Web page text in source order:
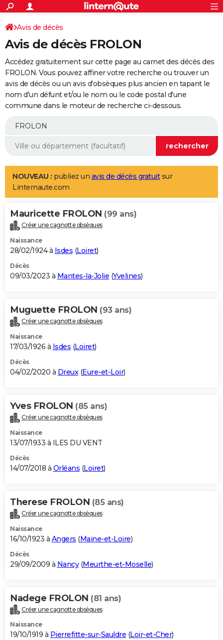
ACTUALITÉS
Politique
Société
Faits Divers
Education
Monde
Villes
+
SPORT
Coupe du monde 2026
Football
Tennis
Cyclisme
Rugby
Forum
Programme TV
TNT
Streaming
Cinéma
Sorties cinéma
Musique
+
FINANCE
Retraite
Epargne
Immobilier
Risques naturels par ville
Banque
Assurance
AUTO
Essais
Réserver un essai
Citadines
Berlines
SUV
Forum auto
+
Mobiles
Meilleur smartphone
Internet
Ordinateurs
Jeux vidéo
Guide high-tech
Aménagement intérieur
LIFESTYLE
Art de vivre
Bien-être
Loisirs
Mode
Modes de vie
Alimentation
Guide de la santé
Maladies
Médicaments
Sommeil
VOYAGE
Destinations
City break
Voyage nature
Voyage de noces
Forum
Climat
+PHOTO
GUIDES D'ACHAT
BONS PLANS
Carte de Noël
Carte Bonne année
Carte Saint-Valentin
Carte Pâques
Carte d'anniversaire
DICTIONNAIRE
Dictionnaire
Biographies
Citations
Expressions
Proverbes
PROGRAMME TV
S'inscrire
Se connecter
Lycées
Collèges
Primaires
Universités
Entreprises
Service militaire
Avis de recherche
AVIS DE DÉCÈS
Bricolage
Lifestyle
Culture
Sport
Auto
Television
Voyage
Cinema
Avis de décès
Avis de décès FROLON
Accédez gratuitement sur cette page au carnet des décès des
FROLON. Vous pouvez affiner votre recherche ou trouver un
avis de décès ou un avis d'obsèques plus ancien en tapant le
nom d'un défunt et/ou le nom ou le code postal d'une
commune dans le moteur de recherche ci-dessous.
NOUVEAU : publiez un avis de décès gratuitsur
Linternaute.com
Mauricette FROLON (99 ans)
Créer une cagnotte obsèques
Naissance
28/02/1924 à Isdes (Loiret)
Décès
09/03/2023 à Mantes-la-Jolie (Yvelines)
Muguette FROLON (93 ans)
Créer une cagnotte obsèques
Naissance
17/03/1926 à Isdes (Loiret)
Décès
04/02/2020 à Dreux(Eure-et-Loir)
Yves FROLON (85 ans)
Créer une cagnotte obsèques
Naissance
13/07/1933 à ILES DU VENT
Décès
14/07/2018 à Orléans (Loiret)
Therese FROLON (85 ans)
Créer une cagnotte obsèques
Naissance
16/10/1923 à Angers (Maine-et-Loire)
Décès
29/09/2009 à Nancy(Meurthe-et-Moselle)
Nadege FROLON (81 ans)
Créer une cagnotte obsèques
Naissance
19/10/1919 à Pierrefitte-sur-Sauldre (Loir-et-Cher)